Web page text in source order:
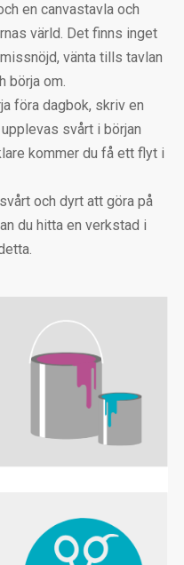
en canvastavla och
värld. Det finns inget
vänta tills tavlan
börja om.
föra dagbok, skriv en
svårt i början
kommer du få ett flyt i
och dyrt att göra på
du hitta en verkstad i